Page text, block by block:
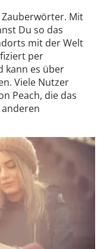
Mit
Du so das
mit der Welt
per
kann es über
Viele Nutzer
Peach, die das